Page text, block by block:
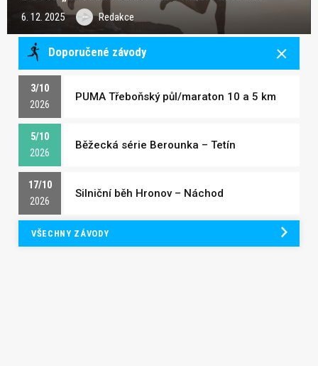
6. 12. 2025 Redakce
Doporučené závody
3/10
2026
PUMA Třeboňský půl/maraton 10 a 5 km
5/10
2026
Běžecká série Berounka – Tetín
17/10
2026
Silniční běh Hronov – Náchod
VŠECHNY ZÁVODY